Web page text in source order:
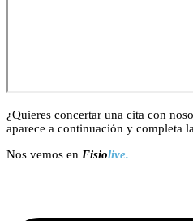
¿Quieres concertar una cita con
aparece a continuación y completa
Nos vemos en Fisiolive.